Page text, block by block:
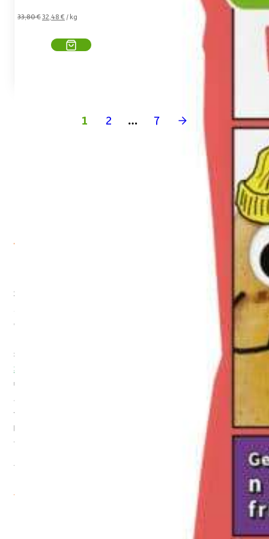
war:
ist:
33,80€32,48 € / kg
1 2 … 7 →
Suchst Du praktische und leckere Bio-Snacks für Kinder wie
? Und
die
? Benötigst
mit Deinem
süßen
coole
Snacks für die
? Keine Sorge, bei
uns wirst Du fündig!
kannst Du
aus einer breiten Palette an fruchtig-
Produkten
wählen und sie Dir bequem nach Hause
an Deine Tür
lassen
Wenn wir “praktisch” sagen, meinen wir eben auch
“praktisch”!
Viel Spaß beim Freche Freunde online kaufen!
Freche Freunde Großpackungen im